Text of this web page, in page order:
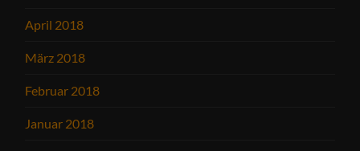
April 2018
März 2018
Februar 2018
Januar 2018